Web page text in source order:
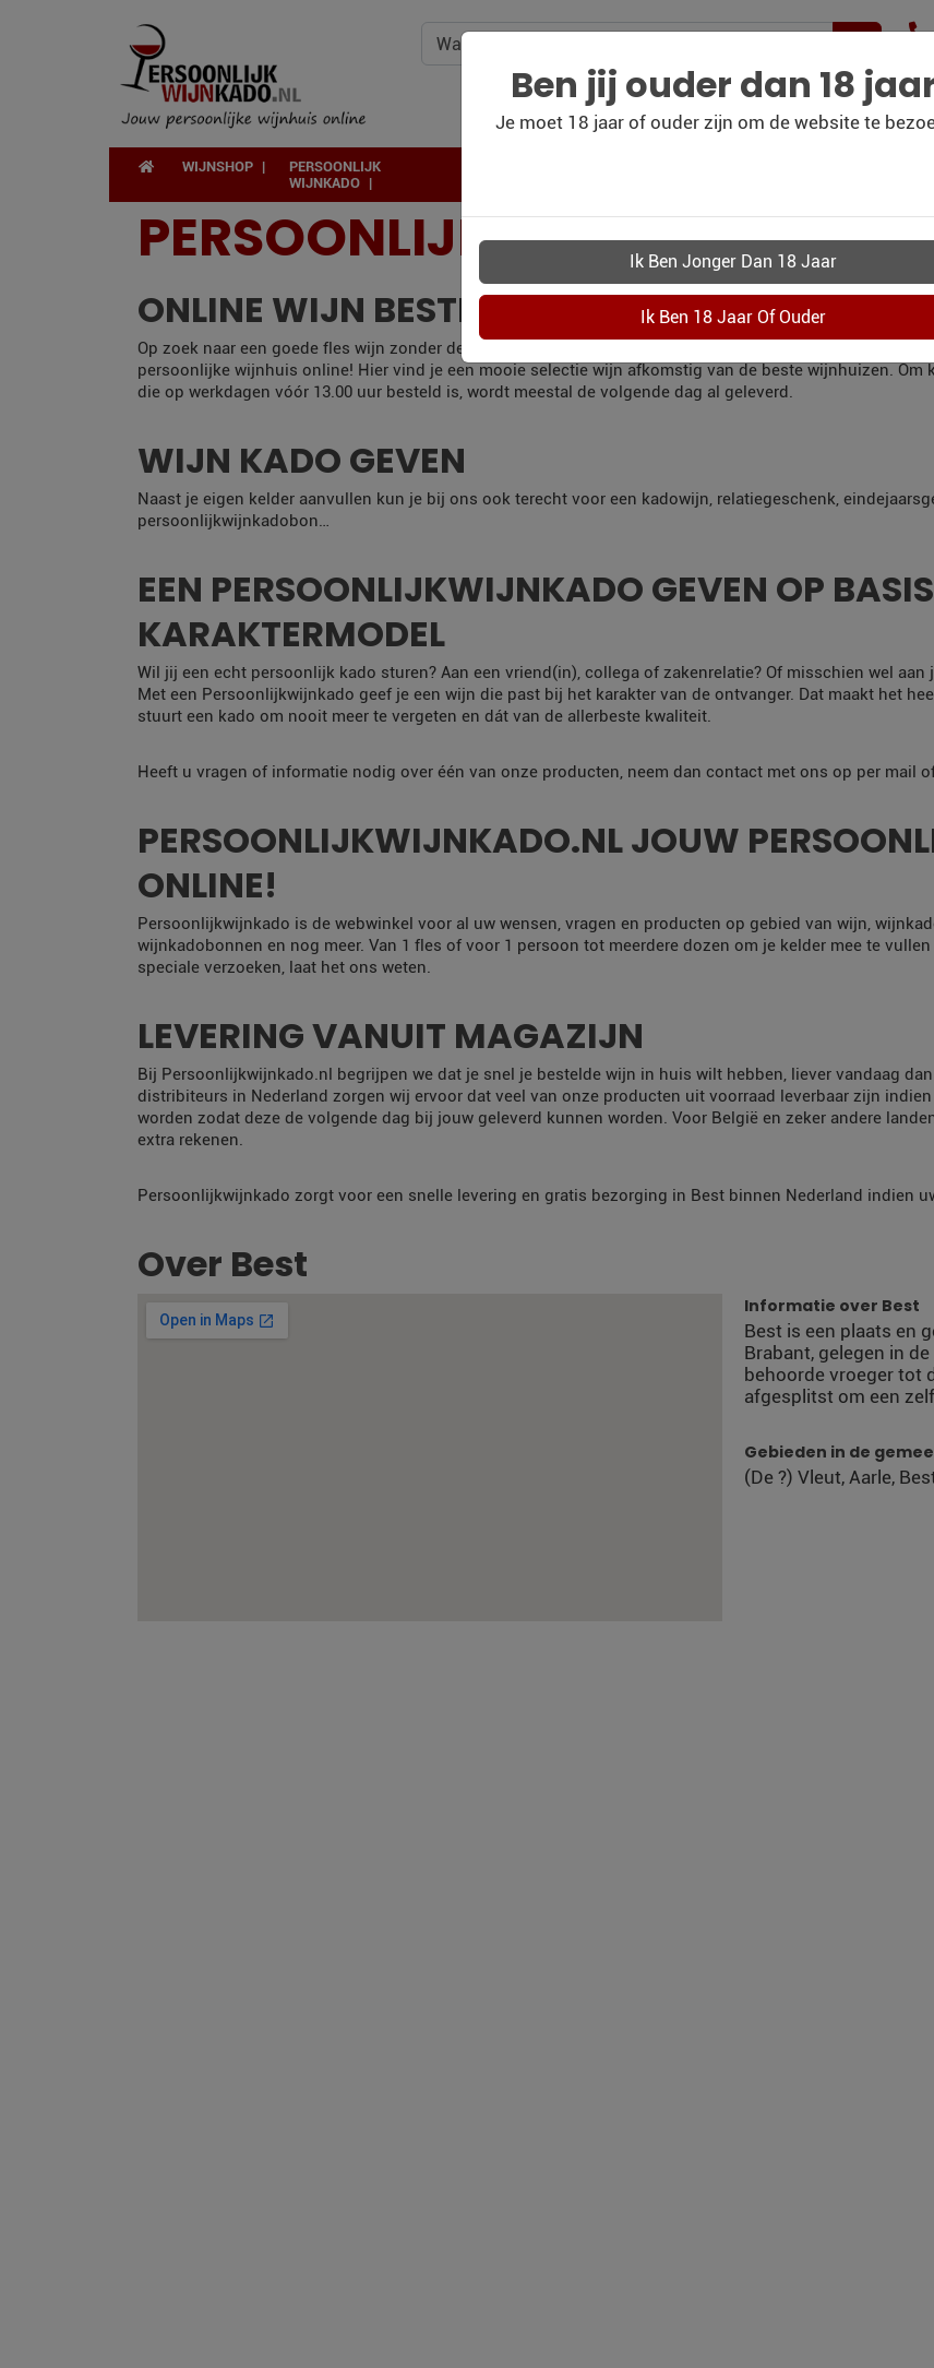
WIJNSHOP
PERSOONLIJK
WIJNKADO
Ben jij ouder dan 18
Je moet 18 jaar of ouder zijn om de website te
PERSOONLIJKWIJNKADO BEST
ONLINE WIJN BESTELLEN
Op zoek naar een goede fles wijn zonder de deur uit te gaan in Best en die binnen 24 uur aan huis
persoonlijke wijnhuis online! Hier vind je een mooie selectie wijn afkomstig van de beste wijnhuizen. Om
die op werkdagen vóór 13.00 uur besteld is, wordt meestal de volgende dag al geleverd.
WIJN KADO GEVEN
Naast je eigen kelder aanvullen kun je bij ons ook terecht voor een kadowijn, relatiegeschenk,
persoonlijkwijnkadobon…
EEN PERSOONLIJKWIJNKADO GEVEN OP
KARAKTERMODEL
Wil jij een echt persoonlijk kado sturen? Aan een vriend(in), collega of zakenrelatie? Of misschien wel aan
Met een Persoonlijkwijnkado geef je een wijn die past bij het karakter van de ontvanger. Dat maakt het
stuurt een kado om nooit meer te vergeten en dát van de allerbeste kwaliteit.
Heeft u vragen of informatie nodig over één van onze producten, neem dan contact met ons op per mail
PERSOONLIJKWIJNKADO.NL JOUW
ONLINE!
Persoonlijkwijnkado is de webwinkel voor al uw wensen, vragen en producten op gebied van wijn,
wijnkadobonnen en nog meer. Van 1 fles of voor 1 persoon tot meerdere dozen om je kelder mee te
speciale verzoeken, laat het ons weten.
LEVERING VANUIT MAGAZIJN
Bij Persoonlijkwijnkado.nl begrijpen we dat je snel je bestelde wijn in huis wilt hebben, liever vandaag
distribiteurs in Nederland zorgen wij ervoor dat veel van onze producten uit voorraad leverbaar zijn
worden zodat deze de volgende dag bij jouw geleverd kunnen worden. Voor België en zeker andere
extra rekenen.
Persoonlijkwijnkado zorgt voor een snelle levering en gratis bezorging in Best binnen Nederland indien
Over Best
Informatie over Best
Best is een plaats en
Brabant, gelegen in
behoorde vroeger tot
afgesplitst om een
Gebieden in de
(De ?) Vleut, Aarle,